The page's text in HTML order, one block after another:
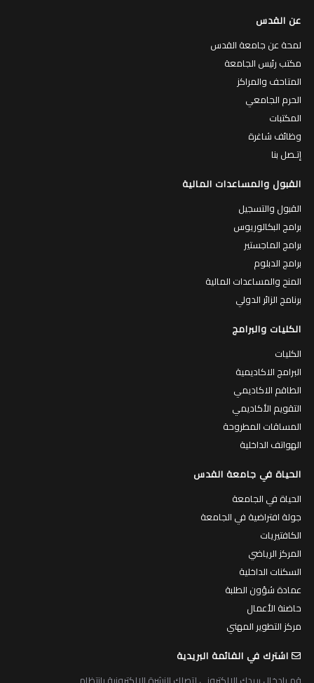
عن القدس
لمحة عن جامعة القدس
مكتب رئيس الجامعة
المتاحف والمراكز
الحرم الجامعي
المكتبات
وظائف شاغرة
إتـصل بنا
القبول والمساعدات المالية
القبول والتسجيل
برامج البكالوريوس
برامج الماجستير
برامج الدبلوم
المنح والمساعدات المالية
برنامج الزائر الدولي
الكليات والبرامج
الكليات
البرامج الاكاديمية
الطاقم الاكاديمي
التقويم الأكاديمي
المساقات المطروحة
الهواتف الداخلية
الحياة في جامعة القدس
الحياة في الجامعة
جولة افتراضية في الجامعة
الكافتيريات
المركز الرياضي
السكنات الداخلية
عمادة شؤون الطلبة
حاضنة الأعمال
مركز التطوير المهني
اشترك في القائمة البريدية